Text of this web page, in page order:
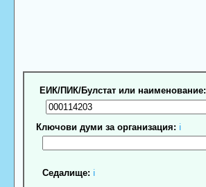
ЕИК/ПИК/Булстат или наименование:
Ключови думи за организация: ℹ
Седалище: ℹ